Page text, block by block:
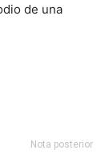
de una
Nota posterior